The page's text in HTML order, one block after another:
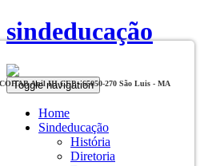
sindeducação
Toggle navigation
Home
Sindeducação
História
Diretoria
COHAB Anil III CEP - 65050-270 São Luis - MA